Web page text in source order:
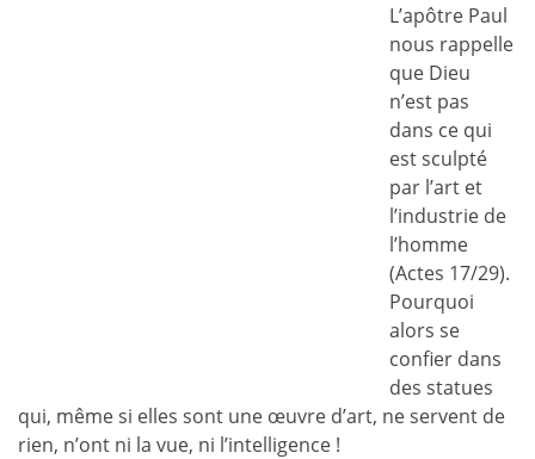
L’apôtre Paul
nous rappelle
que Dieu
n’est pas
dans ce qui
est sculpté
par l’art et
l’industrie de
l’homme
(Actes 17/29).
Pourquoi
alors se
confier dans
des statues
qui, même si elles sont une œuvre d’art, ne servent de
rien, n’ont ni la vue, ni l’intelligence !